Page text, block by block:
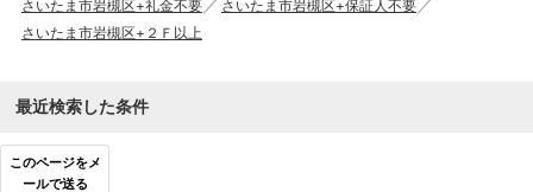
さいたま市岩槻区+礼金不要
さいたま市岩槻区+保証人不要
さいたま市岩槻区+２Ｆ以上
最近検索した条件
このページをメ
ールで送る